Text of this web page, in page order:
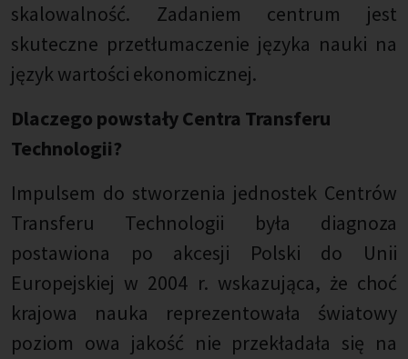
skalowalność. Zadaniem centrum jest
skuteczne przetłumaczenie języka nauki na
język wartości ekonomicznej.
Dlaczego powstały Centra Transferu
Technologii?
Impulsem do stworzenia jednostek Centrów
Transferu Technologii była diagnoza
postawiona po akcesji Polski do Unii
Europejskiej w 2004 r. wskazująca, że choć
krajowa nauka reprezentowała światowy
poziom owa jakość nie przekładała się na